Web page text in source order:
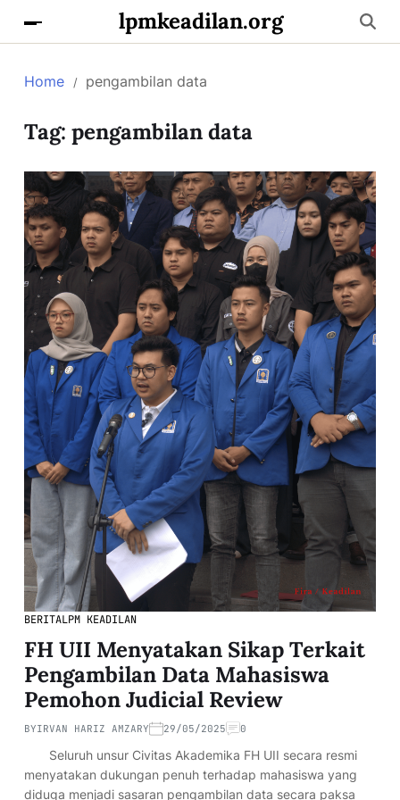
lpmkeadilan.org
Home pengambilan data
Tag: pengambilan data
BERITALPM KEADILAN
FH UII Menyatakan Sikap Terkait
Pengambilan Data Mahasiswa
Pemohon Judicial Review
BYIRVAN HARIZ AMZARY 29/05/2025 0
Seluruh unsur Civitas Akademika FH UII secara resmi
menyatakan dukungan penuh terhadap mahasiswa yang
diduga menjadi sasaran pengambilan data secara paksa